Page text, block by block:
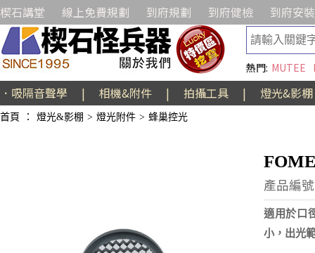
楔石講堂 線上免費規劃 到府規劃 到府健檢 到府安裝
熱門: MUTEE
．吸隔音聲學 | 相機&附件 | 拍攝工具 | 燈光&影棚
首頁 ： 燈光&影棚 > 燈光附件 > 蜂巢控光
產品編
適用於口
小，出光